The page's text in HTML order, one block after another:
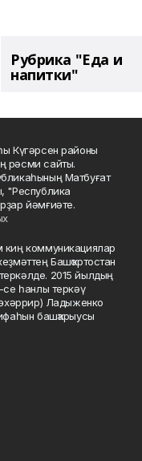
Рубрика "Еда и
напитки"
Күгәрсен районы
рәсми сайты.
Матбуғат
"Республика
йәмғиәте.
киң коммуникациялар
Башҡортостан
2015 йылдың
һанлы теркәү
Ладыженко
башҡарыусы